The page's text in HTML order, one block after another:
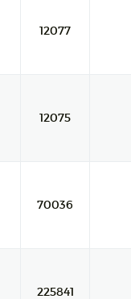
12077
12075
70036
225841